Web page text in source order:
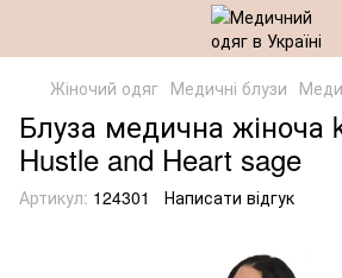
Жіночий одяг Медичні блузи
Блуза медична жіноча
Hustle and Heart sage
Артикул: 124301 Написати відгук